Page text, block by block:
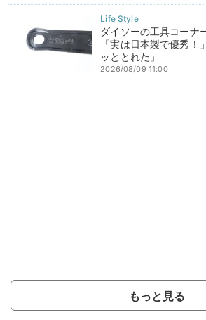
ダイソーの工具コーナ
「実は日本製で優秀
ッととれた」
2026/08/09 11:00
もっと見る